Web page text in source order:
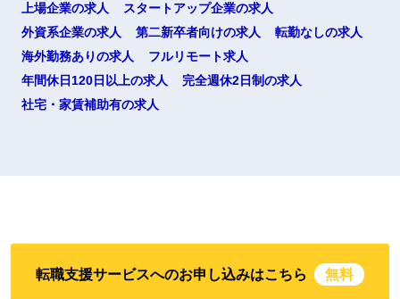
上場企業の求人
スタートアップ企業の求人
外資系企業の求人
第二新卒者向けの求人
転勤なしの求人
海外勤務ありの求人
フルリモート求人
年間休日120日以上の求人
完全週休2日制の求人
社宅・家賃補助有の求人
転職支援サービスへのお申し込みはこちら 無料